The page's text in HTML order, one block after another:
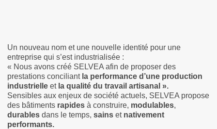
Un nouveau nom et une nouvelle identité pour une
entreprise qui s’est industrialisée :
« Nous avons créé SELVEA afin de proposer des
prestations conciliant la performance d’une production
industrielle et la qualité du travail artisanal ».
Sensibles aux enjeux de société actuels, SELVEA propose
des bâtiments rapides à construire, modulables,
durables dans le temps, sains et nativement
performants.